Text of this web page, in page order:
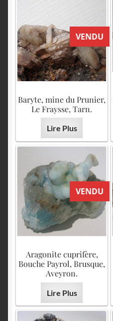
VENDU
Baryte, mine du Prunier,
Le Fraysse, Tarn.
Lire Plus
VENDU
Aragonite cuprifère,
Bouche Payrol, Brusque,
Aveyron.
Lire Plus